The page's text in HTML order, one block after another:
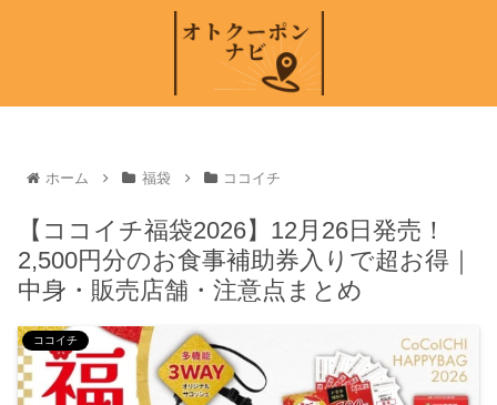
ホーム 福袋 ココイチ
【ココイチ福袋2026】12月26日発売！
2,500円分のお食事補助券入りで超お得｜
中身・販売店舗・注意点まとめ
ココイチ